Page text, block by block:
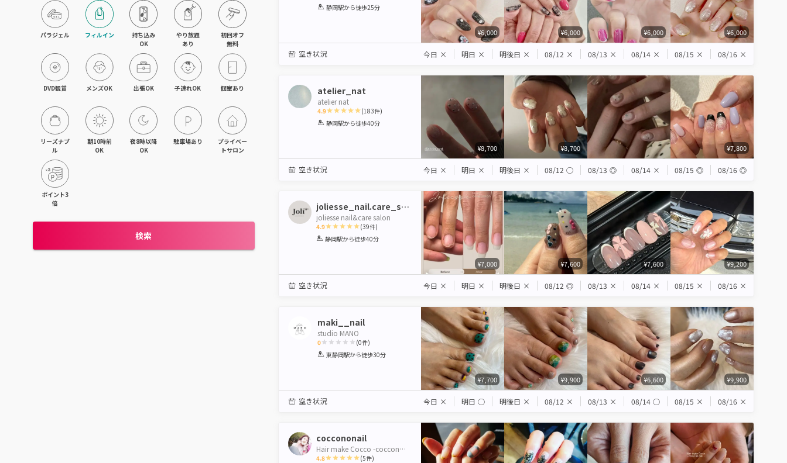
パラジェル フィルイン
持ち込み
OK
やり放題
あり
初回オフ
無料
DVD観賞 メンズOK 出張OK 子連れOK 個室あり
リーズナブ
ル
朝10時前
OK
夜8時以降
OK
駐車場あり
プライベー
トサロン
ポイント3
倍
検索
1 2 3 4 5
静岡駅から徒歩25分
¥6,000 ¥6,000 ¥6,000 ¥6,000
空き状況 今日 × 明日 × 明後日 × 08/12 × 08/13 × 08/14 × 08/15 × 08/16 ×
atelier_nat
atelier nat
4.9
1 2 3 4 5
(183件)
静岡駅から徒歩40分
¥8,700 ¥8,700 ¥7,800
空き状況 今日 × 明日 × 明後日 × 08/12 ◯ 08/13 ◎ 08/14 × 08/15 ◎ 08/16 ◎
joliesse_nail.care_salon
joliesse nail&care salon
4.9
1 2 3 4 5
(39件)
静岡駅から徒歩40分
¥7,000 ¥7,600 ¥7,600 ¥9,200
空き状況 今日 × 明日 × 明後日 × 08/12 ◎ 08/13 × 08/14 × 08/15 × 08/16 ×
maki__nail
studio MANO
0
1 2 3 4 5
(0件)
東静岡駅から徒歩30分
¥7,700 ¥9,900 ¥6,600 ¥9,900
空き状況 今日 × 明日 ◯ 明後日 × 08/12 × 08/13 × 08/14 ◯ 08/15 × 08/16 ×
coccononail
Hair make Cocco -coccononail-
4.8 (5件)